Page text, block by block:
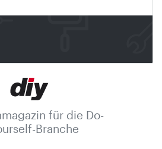
für die Do-
Branche